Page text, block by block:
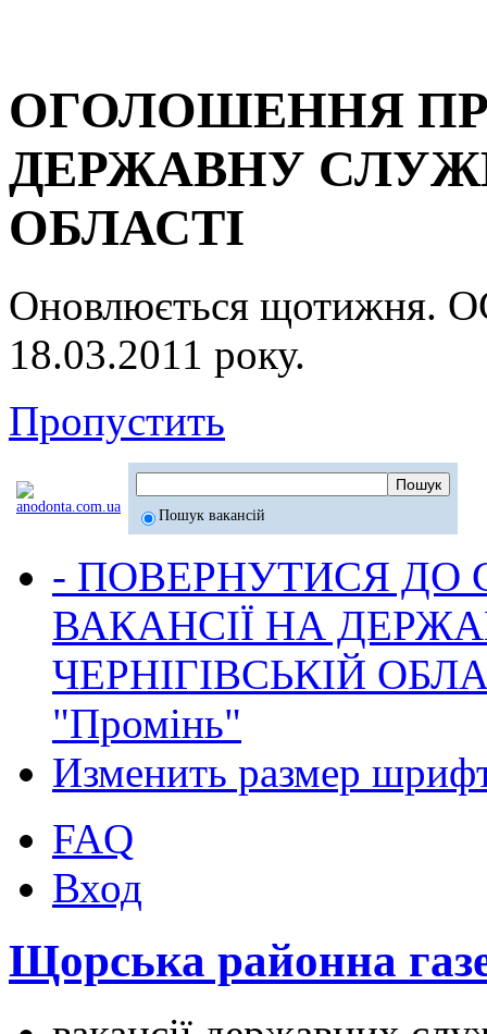
ОГОЛОШЕННЯ
ДЕРЖАВНУ
ОБЛАСТІ
Оновлюється
18.03.2011 року.
Пропустить
Пошук вакансій
- ПОВЕРНУТИСЯ ДО
ВАКАНСІЇ НА
ЧЕРНІГІВСЬКІЙ
"Промінь"
Изменить размер
FAQ
Вход
Щорська районна